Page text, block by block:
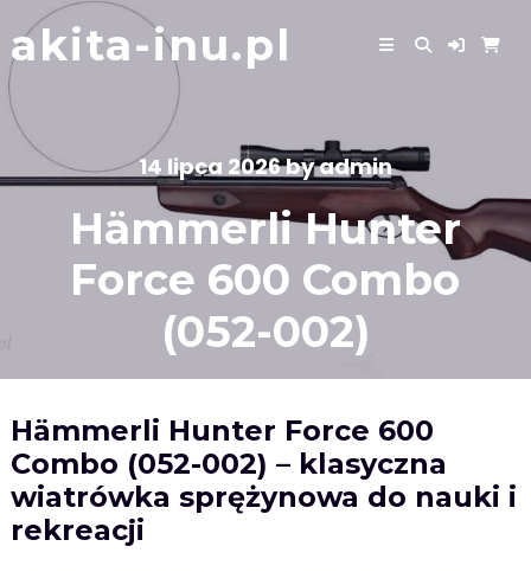
to
content
akita-inu.pl
14 lipca 2026byadmin
Hämmerli Hunter
Force 600 Combo
(052-002)
Hämmerli Hunter Force 600
Combo (052-002) – klasyczna
wiatrówka sprężynowa do nauki i
rekreacji